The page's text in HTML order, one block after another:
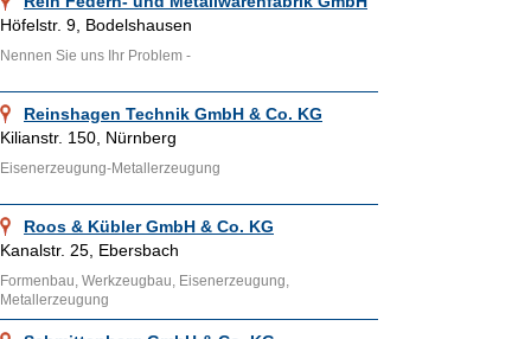
Höfelstr. 9, Bodelshausen
Nennen Sie uns Ihr Problem -
Reinshagen Technik GmbH & Co. KG
Kilianstr. 150, Nürnberg
Eisenerzeugung-Metallerzeugung
Roos & Kübler GmbH & Co. KG
Kanalstr. 25, Ebersbach
Formenbau, Werkzeugbau, Eisenerzeugung,
Metallerzeugung